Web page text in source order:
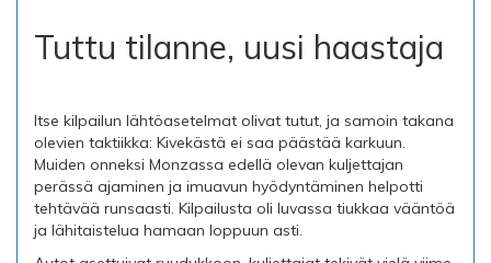
Tuttu tilanne, uusi haastaja
Itse kilpailun lähtöasetelmat olivat tutut, ja samoin takana
olevien taktiikka: Kivekästä ei saa päästää karkuun.
Muiden onneksi Monzassa edellä olevan kuljettajan
perässä ajaminen ja imuavun hyödyntäminen helpotti
tehtävää runsaasti. Kilpailusta oli luvassa tiukkaa vääntöä
ja lähitaistelua hamaan loppuun asti.